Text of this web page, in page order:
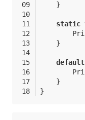
    }
static
    }
default
    }
}